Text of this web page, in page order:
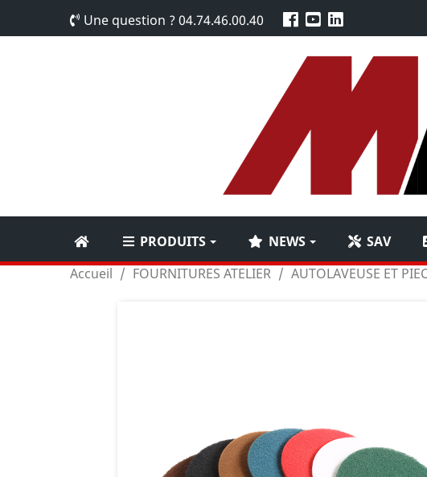
Une question ? 04.74.46.00.40
PRODUITS NEWS SAV
Accueil FOURNITURES ATELIER AUTOLAVEUSE ET